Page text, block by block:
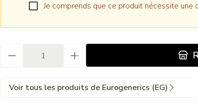
Je comprends que ce produit nécessite une
Voir tous les produits de Eurogenerics (EG)